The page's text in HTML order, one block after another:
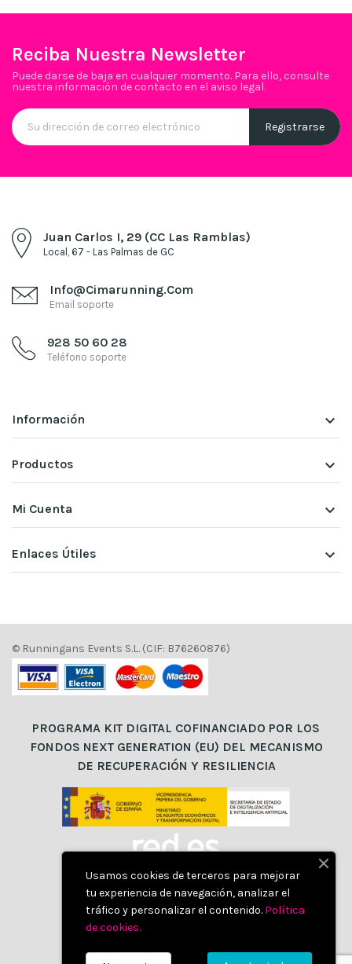
Reciba Nuestra Newsletter
Puede darse de baja en cualquier momento. Para ello, consulte
nuestra información de contacto en el aviso legal.
Juan Carlos I, 29 (CC Las Ramblas)
Local, 67 - Las Palmas de GC
Info@cimarunning.com
Email soporte
928 50 60 28
Teléfono soporte
Información keyboard_arrow_down
Productos keyboard_arrow_down
Mi Cuenta keyboard_arrow_down
Enlaces Útiles keyboard_arrow_down
© Runningans Events S.L. (CIF: B76260876)
PROGRAMA KIT DIGITAL COFINANCIADO POR LOS
FONDOS NEXT GENERATION (EU) DEL MECANISMO
DE RECUPERACIÓN Y RESILIENCIA
Usamos cookies de terceros para mejorar
tu experiencia de navegación, analizar el
tráfico y personalizar el contenido. Política
de cookies.